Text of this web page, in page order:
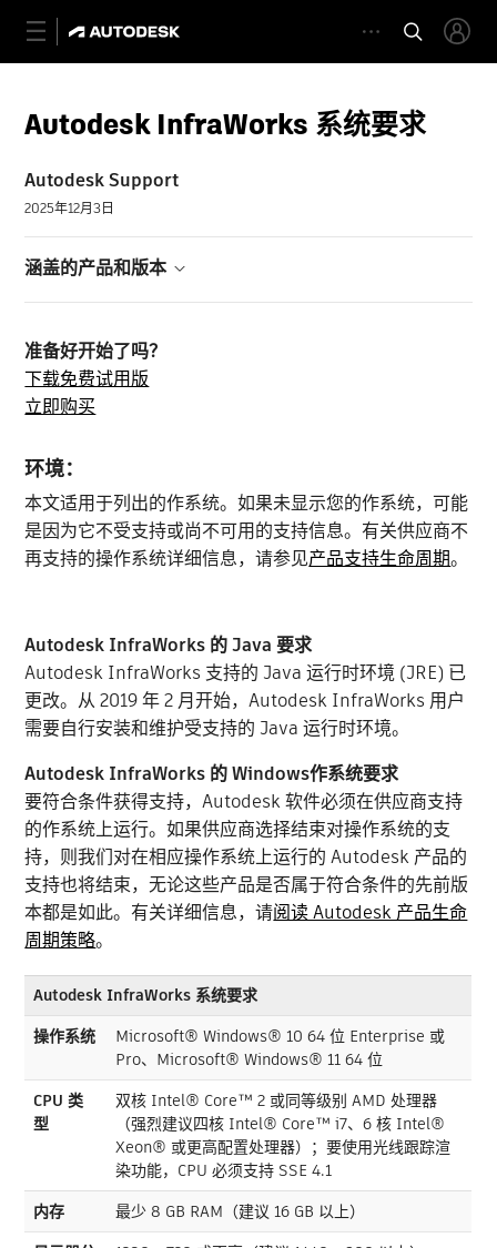
Autodesk InfraWorks 系统要求
Autodesk Support
2025年12月3日
涵盖的产品和版本
准备好开始了吗？
下载免费试用版
立即购买
环境：
本文适用于列出的作系统。如果未显示您的作系统，可能
是因为它不受支持或尚不可用的支持信息。有关供应商不
再支持的操作系统详细信息，请参见产品支持生命周期。
Autodesk InfraWorks 的 Java 要求
Autodesk InfraWorks 支持的 Java 运行时环境 (JRE) 已
更改。从 2019 年 2 月开始，Autodesk InfraWorks 用户
需要自行安装和维护受支持的 Java 运行时环境。
Autodesk InfraWorks 的 Windows作系统要求
要符合条件获得支持，Autodesk 软件必须在供应商支持
的作系统上运行。如果供应商选择结束对操作系统的支
持，则我们对在相应操作系统上运行的 Autodesk 产品的
支持也将结束，无论这些产品是否属于符合条件的先前版
本都是如此。有关详细信息，请阅读 Autodesk 产品生命
周期策略。
Autodesk InfraWorks 系统要求
操作系统
Microsoft® Windows® 10 64 位 Enterprise 或
Pro、Microsoft® Windows® 11 64 位
CPU 类
型
双核 Intel® Core™ 2 或同等级别 AMD 处理器
（强烈建议四核 Intel® Core™ i7、6 核 Intel®
Xeon® 或更高配置处理器）；要使用光线跟踪渲
染功能，CPU 必须支持 SSE 4.1
内存
最少 8 GB RAM（建议 16 GB 以上）